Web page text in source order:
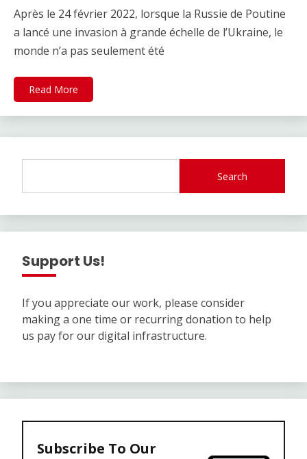
Après le 24 février 2022, lorsque la Russie de Poutine
a lancé une invasion à grande échelle de l’Ukraine, le
monde n’a pas seulement été
Read More
Search
Support Us!
If you appreciate our work, please consider
making a one time or recurring donation to help
us pay for our digital infrastructure.
Subscribe To Our